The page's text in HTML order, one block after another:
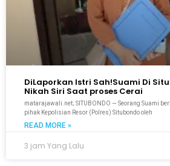
DiLaporkan Istri Sah!Suami Di
Nikah Siri Saat proses Cerai
matarajawali.net; SITUBONDO — Seorang Suami
pihak Kepolisian Resor (Polres) Situbondo oleh
READ MORE »
3 jam Yang Lalu